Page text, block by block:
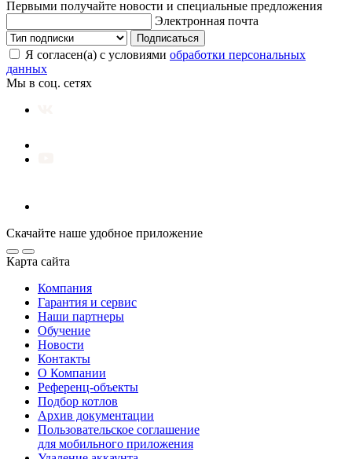
Первыми получайте новости и специальные предложения
Электронная почта
Подписаться
Я согласен(а) с условиями обработки персональных
данных
Мы в соц. сетях
Скачайте наше удобное приложение
Карта сайта
Компания
Гарантия и сервис
Наши партнеры
Обучение
Новости
Контакты
О Компании
Референц-объекты
Подбор котлов
Архив документации
Пользовательское соглашение
для мобильного приложения